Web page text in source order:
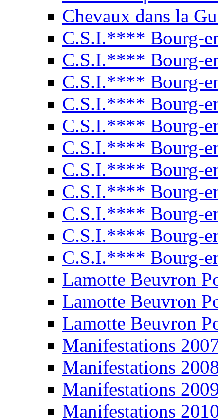
Chevaux dans la
C.S.I.**** Bourg-
C.S.I.**** Bourg-
C.S.I.**** Bourg-
C.S.I.**** Bourg-
C.S.I.**** Bourg-
C.S.I.**** Bourg-
C.S.I.**** Bourg-
C.S.I.**** Bourg-
C.S.I.**** Bourg-
C.S.I.**** Bourg-
C.S.I.**** Bourg-
Lamotte Beuvron
Lamotte Beuvron
Lamotte Beuvron
Manifestations
Manifestations
Manifestations
Manifestations